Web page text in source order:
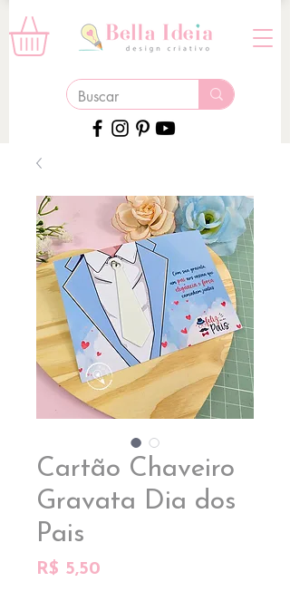
Cartão Chaveiro
Gravata Dia dos
Pais
R$ 5,50